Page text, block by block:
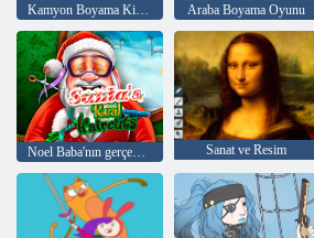
Kamyon Boyama Kitabı Araba Boyama Oyunu
Sanat ve Resim